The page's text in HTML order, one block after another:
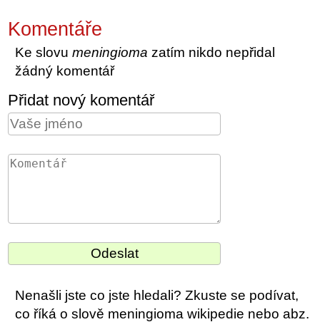
Komentáře
Ke slovumeningioma zatím nikdo nepřidal
žádný komentář
Přidat nový komentář
Nenašli jste co jste hledali? Zkuste se podívat,
co říká o slově meningioma wikipedie nebo abz.